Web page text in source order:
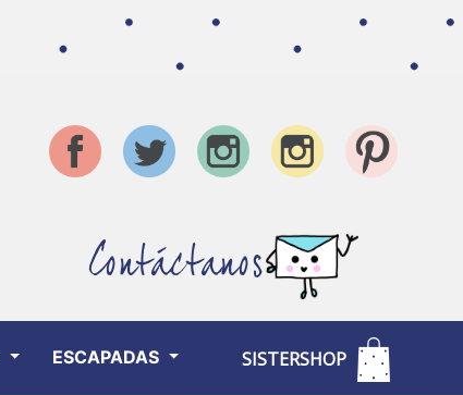
Contáctanos
ESCAPADAS SISTERSHOP